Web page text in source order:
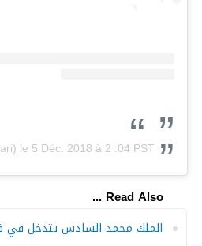
le 5 Déc. 2018 à 2 :04 PST
Read Also ...
الملك محمد السادس يتدخل في